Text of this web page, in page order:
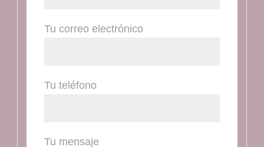
Tu correo electrónico
Tu teléfono
Tu mensaje